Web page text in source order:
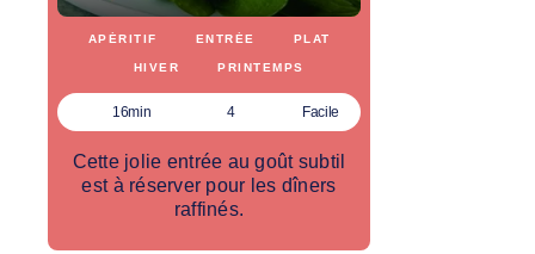
APÉRITIF ENTRÉE PLAT
HIVER PRINTEMPS
16min 4 Facile
Cette jolie entrée au goût subtil
est à réserver pour les dîners
raffinés.